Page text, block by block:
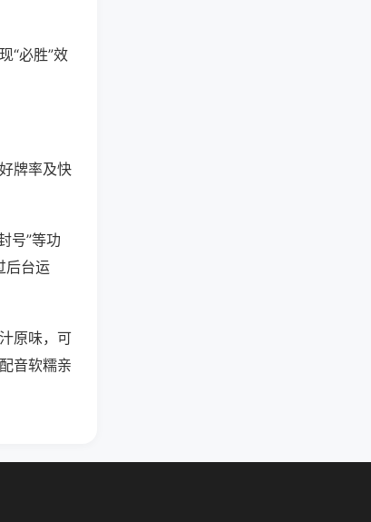
“必胜”效
牌率及快
号”等功
后台运
原味，可
音软糯亲